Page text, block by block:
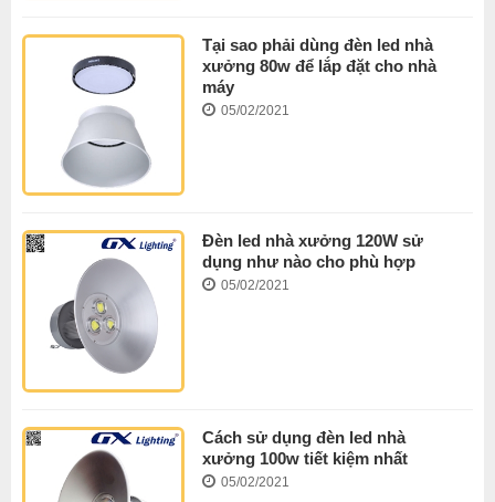
Tại sao phải dùng đèn led nhà
xưởng 80w để lắp đặt cho nhà
máy
05/02/2021
Đèn led nhà xưởng 120W sử
dụng như nào cho phù hợp
05/02/2021
Cách sử dụng đèn led nhà
xưởng 100w tiết kiệm nhất
05/02/2021